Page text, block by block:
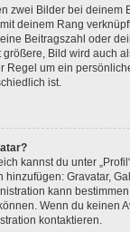
zwei Bilder bei deinem
deinem Rang
Beitragszahl oder
Bild wird auch
Regel um ein
ist.
kannst du unter
Gravatar,
kann
Wenn du keinen
kontaktieren.